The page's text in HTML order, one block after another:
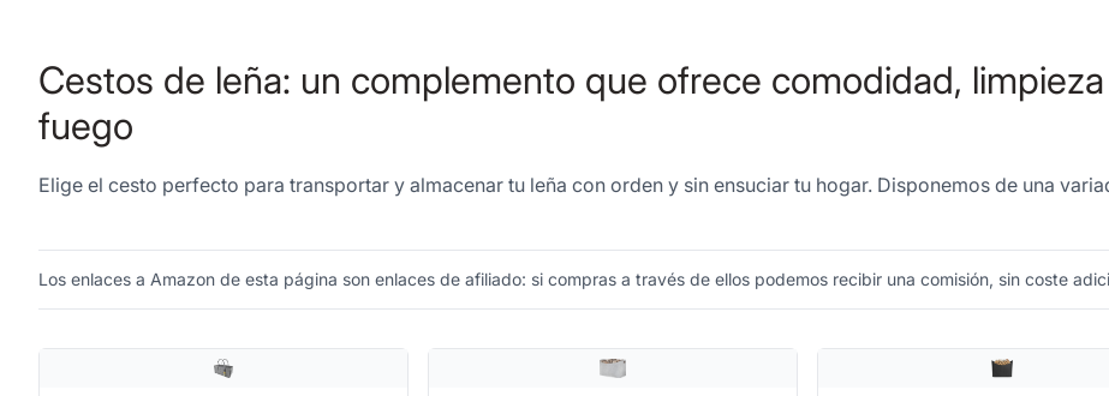
Cestos de leña: un complemento que ofrece comodidad,
fuego
Elige el cesto perfecto para transportar y almacenar tu leña con orden y sin ensuciar tu hogar. Disponemos de una
Los enlaces a Amazon de esta página son enlaces de afiliado: si compras a través de ellos podemos recibir una comisión, sin coste